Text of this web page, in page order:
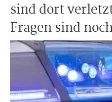
sind dort
Fragen sind